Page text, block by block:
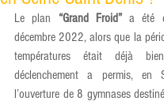
Le plan “Grand Froid” a été
décembre 2022, alors que la
températures était déjà
déclenchement a permis, en
l’ouverture de 8 gymnases